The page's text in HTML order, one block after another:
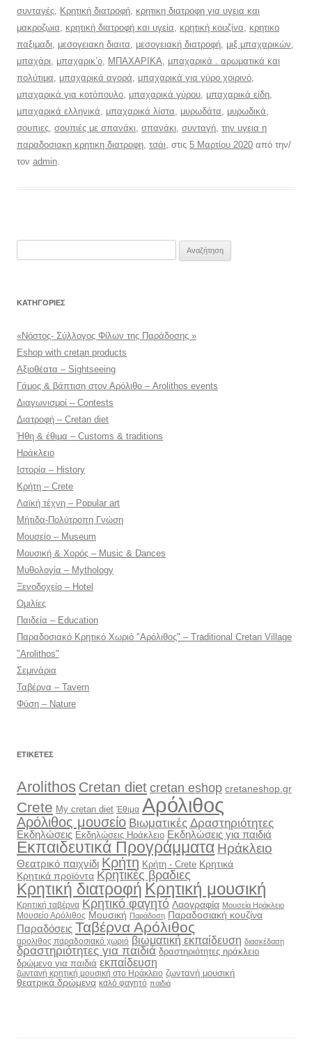
συνταγές
Κρητική διατροφή κρητικη διατροφη για υγεια και
μακροζωια
κρητική διατροφή και υγεία κρητική κουζίνα
κρητικο
παξιμαδι
μεσογειακη διαιτα μεσογειακή διατροφή μιξ μπαχαρικών
μπαχάρι
μπαχαρικ’ο ΜΠΑΧΑΡΙΚΑ
μπαχαρικά . αρωματικά και
πολύτιμα
μπαχαρικά αγορά μπαχαρικά για γύρο χοιρινό
μπαχαρικά για κοτόπουλο μπαχαρικά γύρου μπαχαρικά είδη
μπαχαρικά ελληνικά
μπαχαρικά λίστα μυρωδάτα μυρωδικά
σουπιες σουπιές με σπανάκι σπανάκι συνταγή την υγεια η
παραδοσιακη κρητικη διατροφη τσάι , στις 5 Μαρτίου 2020 από την/
τον admin
KΑΤΗΓΟΡΊΕΣ
«Νόστος- Σύλλογος Φίλων της Παράδοσης »
Eshop with cretan products
Αξιοθέατα – Sightseeing
Γάμος & βάπτιση στον Αρόλιθο – Arolithos events
Διαγωνισμοί – Contests
Διατροφή – Cretan diet
Ήθη & έθιμα – Customs & traditions
Ηράκλειο
Ιστορία – History
Κρήτη – Crete
Λαϊκή τέχνη – Popular art
Μήτιδα-Πολύτροπη Γνώση
Μουσείο – Museum
Μουσική & Χορός – Music & Dances
Μυθολογία – Mythology
Ξενοδοχείο – Hotel
Ομιλίες
Παιδεία – Education
Παραδοσιακό Κρητικό Χωριό "Αρόλιθος" – Traditional Cretan Village
"Arolithos"
Σεμινάρια
Ταβέρνα – Tavern
Φύση – Nature
ΕΤΙΚΈΤΕΣ
Arolithos Cretan dietcretan eshop cretaneshop.gr
Crete My cretan diet Έθιμα Αρόλιθος
Αρόλιθος μουσείο Βιωματικές Δραστηριότητες
Εκδηλώσεις Εκδηλώσεις Ηράκλειο Εκδηλώσεις για παιδιά
Εκπαιδευτικά Προγράμματα Ηράκλειο
Θεατρικό παιχνίδι Κρήτη Κρήτη - Crete Κρητικά
Κρητικά προϊόντα Κρητικές βραδιες
Κρητική διατροφή Κρητική μουσική
Κρητική ταβέρνα Κρητικό φαγητό Λαογραφία Μουσεία Ηράκλειο
Μουσείο Αρόλιθος Μουσική Παράδοση Παραδοσιακή κουζίνα
Παραδόσεις Ταβέρνα Αρόλιθος
αρολιθος παραδοσιακό χωριό βιωματική εκπαίδευση διασκέδαση
δραστηριότητες για παιδιά δραστηριότητες ηράκλειο
δρώμενο για παιδιά εκπαίδευση
ζωντανή κρητική μουσική στο Ηράκλειο ζωντανή μουσική
θεατρικά δρώμενα καλό φαγητό παιδιά